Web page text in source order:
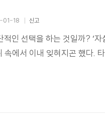
01-18 신고
적인 선택을 하는 것일까? ‘
에서 이내 잊혀지곤 했다.